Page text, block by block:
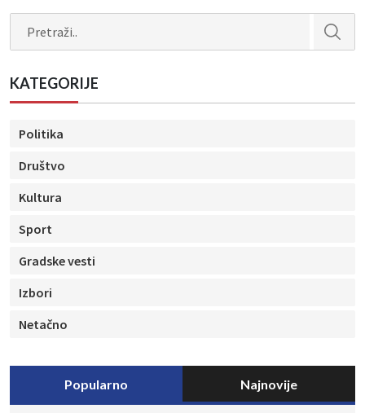
KATEGORIJE
Politika
Društvo
Kultura
Sport
Gradske vesti
Izbori
Netačno
Popularno Najnovije